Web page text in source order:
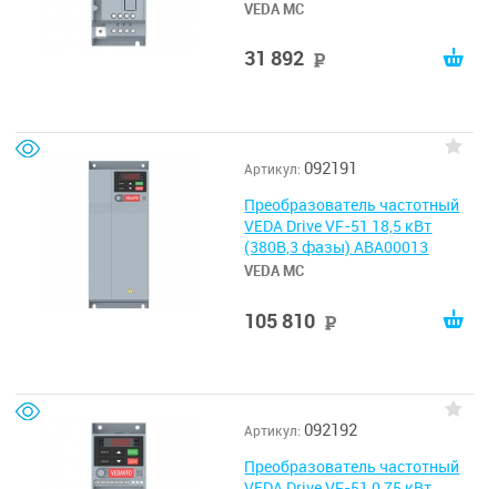
VEDA MC
31 892
Артикул: 092191
Преобразователь частотный
VEDA Drive VF-51 18,5 кВт
(380В,3 фазы) ABA00013
VEDA MC
105 810
Артикул: 092192
Преобразователь частотный